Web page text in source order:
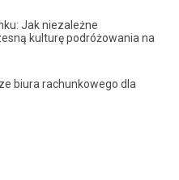
Jak niezależne
kulturę podróżowania na
biura rachunkowego dla